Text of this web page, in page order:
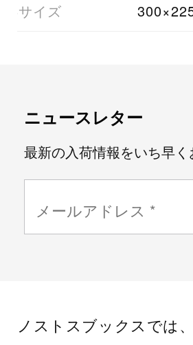
08サイズ
ニュースレター
最新の入荷情報をいち早く
ノストスブックスでは